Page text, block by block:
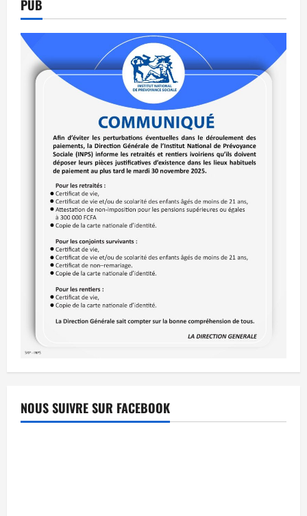
PUB
NOUS SUIVRE SUR FACEBOOK